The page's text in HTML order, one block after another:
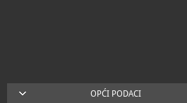
OPĆI PODACI